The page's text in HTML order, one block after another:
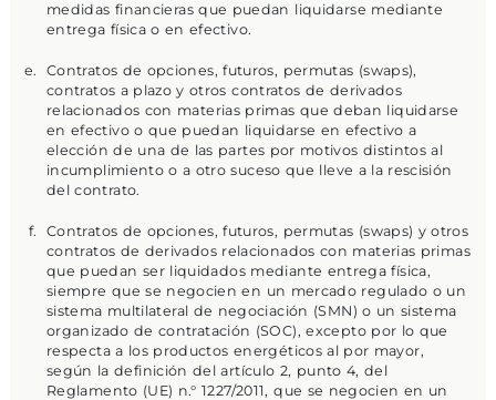
medidas financieras que puedan liquidarse mediante
entrega física o en efectivo.
Contratos de opciones, futuros, permutas (swaps),
contratos a plazo y otros contratos de derivados
relacionados con materias primas que deban liquidarse
en efectivo o que puedan liquidarse en efectivo a
elección de una de las partes por motivos distintos al
incumplimiento o a otro suceso que lleve a la rescisión
del contrato.
Contratos de opciones, futuros, permutas (swaps) y otros
contratos de derivados relacionados con materias primas
que puedan ser liquidados mediante entrega física,
siempre que se negocien en un mercado regulado o un
sistema multilateral de negociación (SMN) o un sistema
organizado de contratación (SOC), excepto por lo que
respecta a los productos energéticos al por mayor,
según la definición del artículo 2, punto 4, del
Reglamento (UE) n.° 1227/2011, que se negocien en un